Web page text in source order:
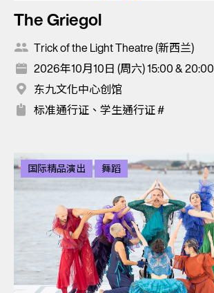
The Griegol
Trick of the Light Theatre (新西兰)
2026年10月10日 (周六) 15:00 & 20:00
东九文化中心创馆
标准通行证、学生通行证 #
国际精品演出 舞蹈